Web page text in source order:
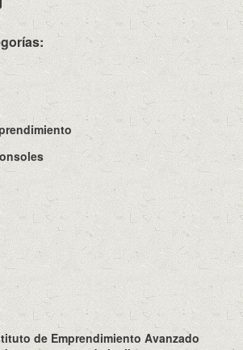
de Emprendimiento Avanzado